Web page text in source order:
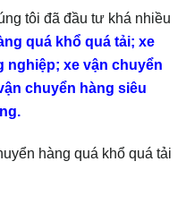
tôi đã đầu tư khá nhiều
quá khổ quá tải; xe
nghiệp; xe vận chuyển
chuyển hàng siêu
hàng quá khổ quá tải